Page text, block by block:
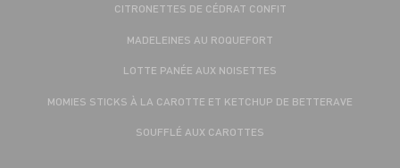
CITRONETTES DE CÉDRAT CONFIT
MADELEINES AU ROQUEFORT
LOTTE PANÉE AUX NOISETTES
MOMIES STICKS À LA CAROTTE ET KETCHUP DE BETTERAVE
SOUFFLÉ AUX CAROTTES